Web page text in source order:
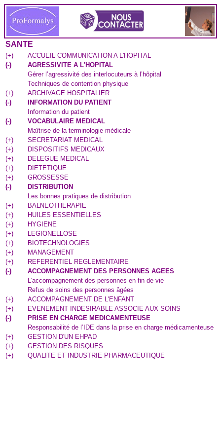
SANTE
(+)
ACCUEIL COMMUNICATION A L'HOPITAL
(-)
AGRESSIVITE A L'HOPITAL
Gérer l’agressivité des interlocuteurs à l’hôpital
Techniques de contention physique
(+)
ARCHIVAGE HOSPITALIER
(-)
INFORMATION DU PATIENT
Information du patient
(-)
VOCABULAIRE MEDICAL
Maîtrise de la terminologie médicale
(+)
SECRETARIAT MEDICAL
(+)
DISPOSITIFS MEDICAUX
(+)
DELEGUE MEDICAL
(+)
DIETETIQUE
(+)
GROSSESSE
(-)
DISTRIBUTION
Les bonnes pratiques de distribution
(+)
BALNEOTHERAPIE
(+)
HUILES ESSENTIELLES
(+)
HYGIENE
(+)
LEGIONELLOSE
(+)
BIOTECHNOLOGIES
(+)
MANAGEMENT
(+)
REFERENTIEL REGLEMENTAIRE
(-)
ACCOMPAGNEMENT DES PERSONNES AGEES
L'accompagnement des personnes en fin de vie
Refus de soins des personnes âgées
(+)
ACCOMPAGNEMENT DE L'ENFANT
(+)
EVENEMENT INDESIRABLE ASSOCIE AUX SOINS
(-)
PRISE EN CHARGE MEDICAMENTEUSE
Responsabilité de l’IDE dans la prise en charge médicamenteuse
(+)
GESTION D'UN EHPAD
(+)
GESTION DES RISQUES
(+) QUALITE ET INDUSTRIE PHARMACEUTIQUE